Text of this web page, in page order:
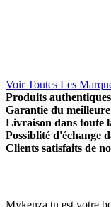
Voir Toutes Les
Produits
Garantie du
Livraison dans toute
Possiblité d'échange
Clients satisfaits de
Mykenza.tn est votre